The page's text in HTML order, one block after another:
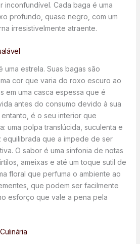
inconfundível. Cada baga é uma
profundo, quase negro, com um
irresistivelmente atraente.
uma estrela. Suas bagas são
cor que varia do roxo escuro ao
em uma casca espessa que é
antes do consumo devido à sua
é o seu interior que
uma polpa translúcida, suculenta e
equilibrada que a impede de ser
O sabor é uma sinfonia de notas
ameixas e até um toque sutil de
floral que perfuma o ambiente ao
que podem ser facilmente
esforço que vale a pena pela